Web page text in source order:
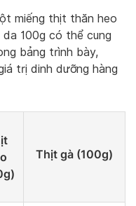
miếng thịt thăn heo
100g có thể cung
bảng trình bày,
trị dinh dưỡng hàng
Thịt gà (100g)